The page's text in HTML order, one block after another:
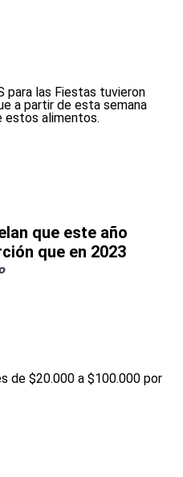
que este año
que en 2023